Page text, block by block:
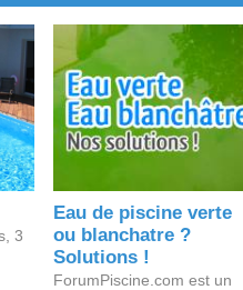
3
Eau de piscine verte
ou blanchatre ?
Solutions !
ForumPiscine.com est un